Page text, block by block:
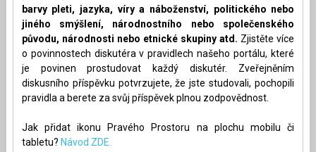
barvy pleti, jazyka, víry a náboženství, politického nebo
jiného smýšlení, národnostního nebo společenského
původu, národnosti nebo etnické skupiny atd. Zjistěte více
o povinnostech diskutéra v pravidlech našeho portálu, které
je povinen prostudovat každý diskutér. Zveřejněním
diskusního příspěvku potvrzujete, že jste studovali, pochopili
pravidla a berete za svůj příspěvek plnou zodpovědnost.
Jak přidat ikonu Pravého Prostoru na plochu mobilu či
tabletu? Návod ZDE.